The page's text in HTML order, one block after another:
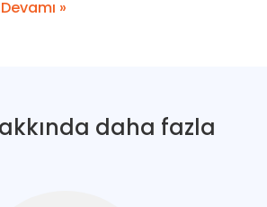
Devamı »
daha fazla